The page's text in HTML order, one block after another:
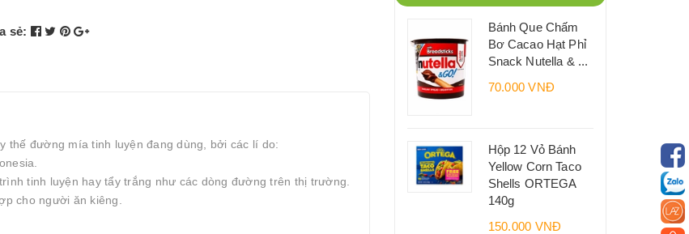
sẻ:
đường mía tinh luyện đang dùng, bởi các lí do:
tinh luyện hay tẩy trắng như các dòng đường trên thị trường.
cho người ăn kiêng.
Bánh Que Chấm
Bơ Cacao Hạt Phỉ
Snack Nutella & ...
70.000 VNĐ
Hộp 12 Vỏ Bánh
Yellow Corn Taco
Shells ORTEGA
140g
150.000 VNĐ